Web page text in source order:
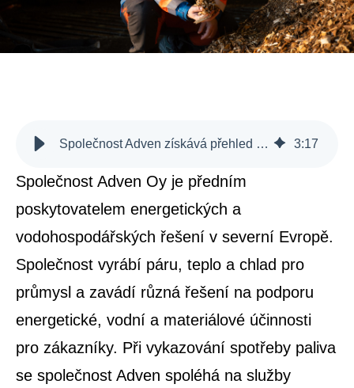
Společnost Adven získává přehled o materiálových tocích v energetickém sektoru díky mScales 3:17
Společnost Adven Oy je předním
poskytovatelem energetických a
vodohospodářských řešení v severní Evropě.
Společnost vyrábí páru, teplo a chlad pro
průmysl a zavádí různá řešení na podporu
energetické, vodní a materiálové účinnosti
pro zákazníky. Při vykazování spotřeby paliva
se společnost Adven spoléhá na služby